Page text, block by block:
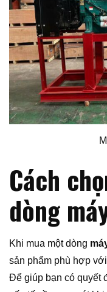
Cách
dòng
Khi mua một dòng
sản phẩm phù hợp
Để giúp bạn có quyết